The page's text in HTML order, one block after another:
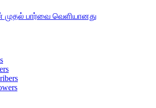
முதல் பார்வை வெளியானது